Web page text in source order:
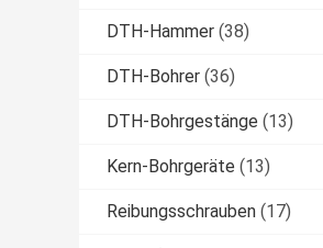
DTH-Hammer (38)
DTH-Bohrer (36)
DTH-Bohrgestänge (13)
Kern-Bohrgeräte (13)
Reibungsschrauben (17)